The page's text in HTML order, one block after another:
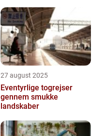
27 august 2025
Eventyrlige togrejser
gennem smukke
landskaber